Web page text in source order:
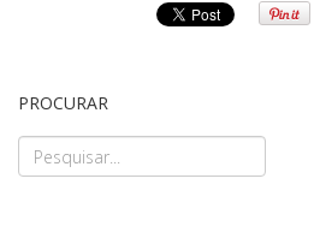
PROCURAR